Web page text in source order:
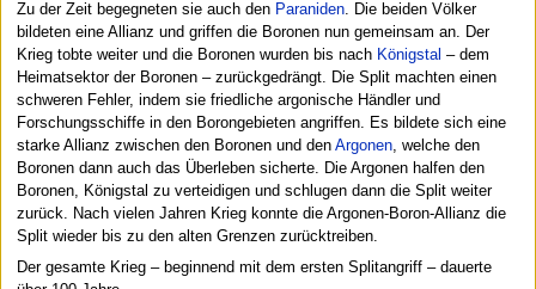
Zu der Zeit begegneten sie auch den Paraniden. Die beiden Völker
bildeten eine Allianz und griffen die Boronen nun gemeinsam an. Der
Krieg tobte weiter und die Boronen wurden bis nach Königstal – dem
Heimatsektor der Boronen – zurückgedrängt. Die Split machten einen
schweren Fehler, indem sie friedliche argonische Händler und
Forschungsschiffe in den Borongebieten angriffen. Es bildete sich eine
starke Allianz zwischen den Boronen und den Argonen, welche den
Boronen dann auch das Überleben sicherte. Die Argonen halfen den
Boronen, Königstal zu verteidigen und schlugen dann die Split weiter
zurück. Nach vielen Jahren Krieg konnte die Argonen-Boron-Allianz die
Split wieder bis zu den alten Grenzen zurücktreiben.
Der gesamte Krieg – beginnend mit dem ersten Splitangriff – dauerte